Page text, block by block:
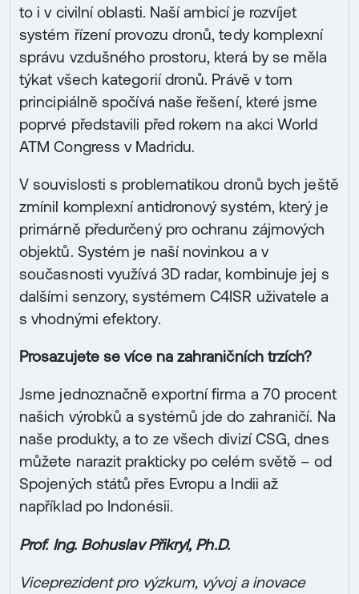
to i v civilní oblasti. Naší ambicí je rozvíjet
systém řízení provozu dronů, tedy komplexní
správu vzdušného prostoru, která by se měla
týkat všech kategorií dronů. Právě v tom
principiálně spočívá naše řešení, které jsme
poprvé představili před rokem na akci World
ATM Congress v Madridu.
V souvislosti s problematikou dronů bych ještě
zmínil komplexní antidronový systém, který je
primárně předurčený pro ochranu zájmových
objektů. Systém je naší novinkou a v
současnosti využívá 3D radar, kombinuje jej s
dalšími senzory, systémem C4ISR uživatele a
s vhodnými efektory.
Prosazujete se více na zahraničních trzích?
Jsme jednoznačně exportní firma a 70 procent
našich výrobků a systémů jde do zahraničí. Na
naše produkty, a to ze všech divizí CSG, dnes
můžete narazit prakticky po celém světě – od
Spojených států přes Evropu a Indii až
například po Indonésii.
Prof. Ing. Bohuslav Přikryl, Ph.D.
Viceprezident pro výzkum, vývoj a inovace